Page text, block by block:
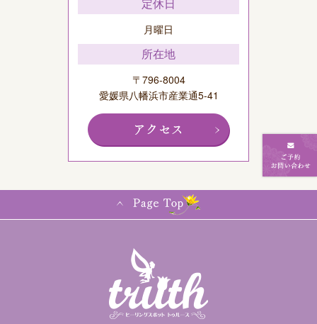
定休日
月曜日
所在地
〒796-8004
愛媛県八幡浜市産業通5-41